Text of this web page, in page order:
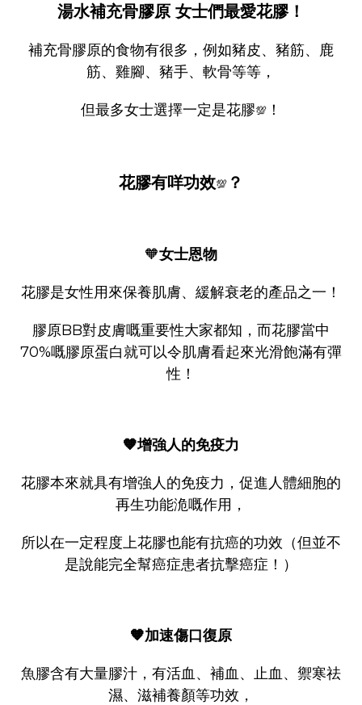
湯水補充骨膠原 女士們最愛花膠！
補充骨膠原的食物有很多，例如豬皮、豬筋、鹿
筋、雞腳、豬手、軟骨等等，
但最多女士選擇一定是花膠💯 ！
花膠有咩功效💯 ？
🧡女士恩物
花膠是女性用來保養肌膚、緩解衰老的產品之一！
膠原BB對皮膚嘅重要性大家都知，而花膠當中
70%嘅膠原蛋白就可以令肌膚看起來光滑飽滿有彈
性！
🧡增強人的免疫力
花膠本來就具有增強人的免疫力，促進人體細胞的
再生功能洈嘅作用，
所以在一定程度上花膠也能有抗癌的功效（但並不
是說能完全幫癌症患者抗擊癌症！）
🧡加速傷口復原
魚膠含有大量膠汁，有活血、補血、止血、禦寒祛
濕、滋補養顏等功效，